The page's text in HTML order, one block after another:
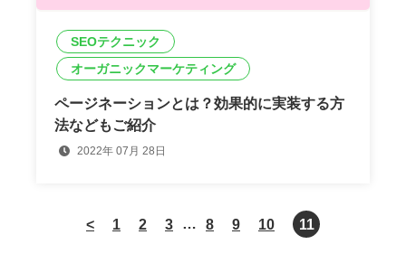
SEOテクニック
オーガニックマーケティング
ページネーションとは？効果的に実装する方
法などもご紹介
2022年 07月 28日
< 1 2 3 … 8 9 10 11